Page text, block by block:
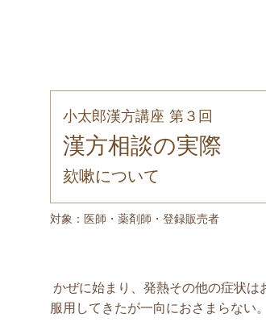
小太郎漢方講座 第３回
漢方相談の実際
欬嗽について
対象：医師・薬剤師・登録販売者
かぜに始まり、発熱その他の症状
服用してきたが一向におさまらない